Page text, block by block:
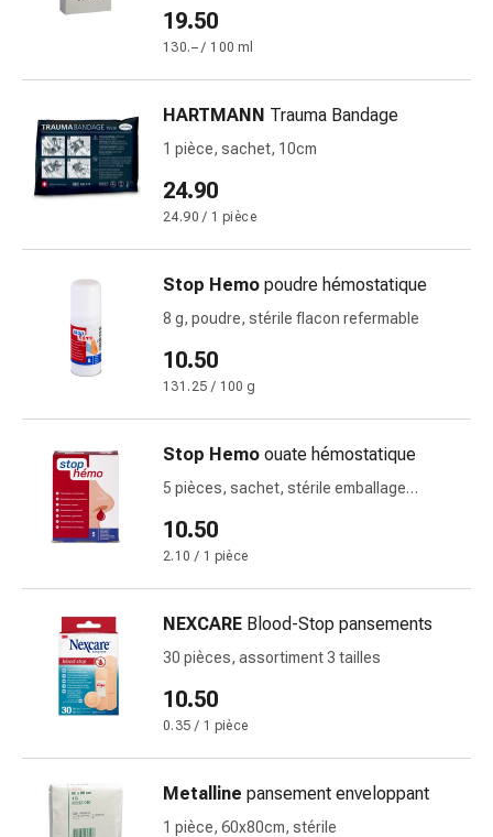
des
Compresses
Pansements
pour
les
doigts
Pansements
Gazes
Bandes
Bandes
pansement,
tapes
accessoires
Pansements
tubulaires
filets
Matériel
de
pansement
19.50
130.– / 100 ml
HARTMANN Trauma Bandage
1 pièce, sachet, 10cm
24.90
24.90 / 1 pièce
Stop Hemo poudre hémostatique
8 g, poudre, stérile flacon refermable
10.50
131.25 / 100 g
Stop Hemo ouate hémostatique
5 pièces, sachet, stérile emballage
10.50
2.10 / 1 pièce
NEXCARE Blood-Stop pansements
30 pièces, assortiment 3 tailles
10.50
0.35 / 1 pièce
Metalline pansement enveloppant
1 pièce, 60x80cm, stérile